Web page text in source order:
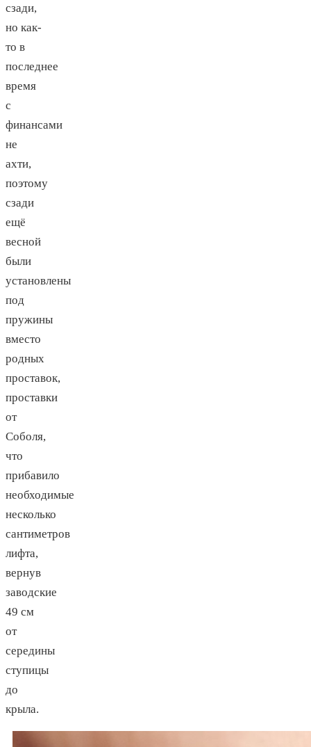
сзади,
но как-
то в
последнее
время
с
финансами
не
ахти,
поэтому
сзади
ещё
весной
были
установлены
под
пружины
вместо
родных
проставок,
проставки
от
Соболя,
что
прибавило
необходимые
несколько
сантиметров
лифта,
вернув
заводские
49 см
от
середины
ступицы
до
крыла.